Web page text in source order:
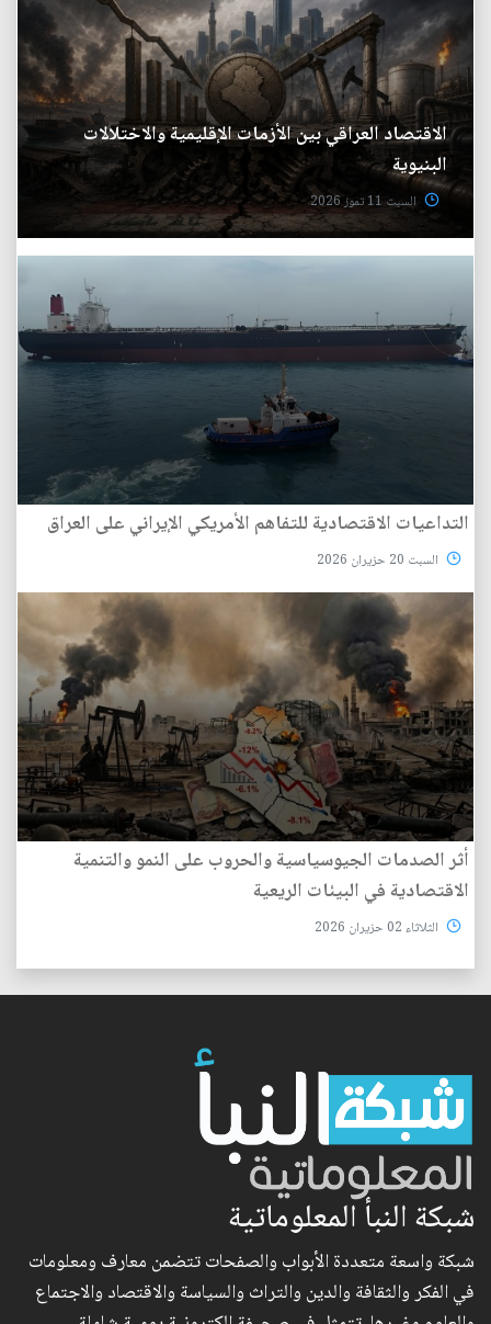
الاقتصاد العراقي بين الأزمات الإقليمية والاختلالات
البنيوية
السبت 11 تموز 2026
التداعيات الاقتصادية للتفاهم الأمريكي الإيراني على العراق
السبت 20 حزيران 2026
أثر الصدمات الجيوسياسية والحروب على النمو والتنمية
الاقتصادية في البيئات الريعية
الثلاثاء 02 حزيران 2026
شبكة النبأ المعلوماتية
شبكة واسعة متعددة الأبواب والصفحات تتضمن معارف ومعلومات
في الفكر والثقافة والدين والتراث والسياسة والاقتصاد والاجتماع